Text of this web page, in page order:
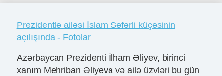
Prezidentlə ailəsi İslam Səfərli küçəsinin
açılışında - Fotolar
Azərbaycan Prezidenti İlham Əliyev, birinci
xanım Mehriban Əliyeva və ailə üzvləri bu gün